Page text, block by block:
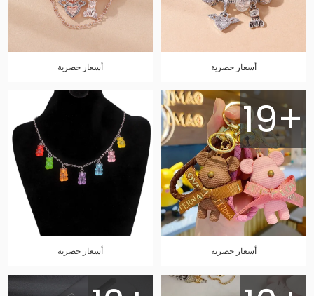
أسعار حصرية أسعار حصرية
19+
أسعار حصرية أسعار حصرية